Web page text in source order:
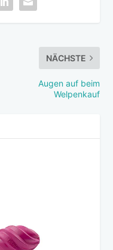
NÄCHSTE
Augen auf beim
Welpenkauf